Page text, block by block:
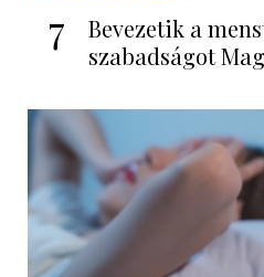
7
Bevezetik a
szabadságot